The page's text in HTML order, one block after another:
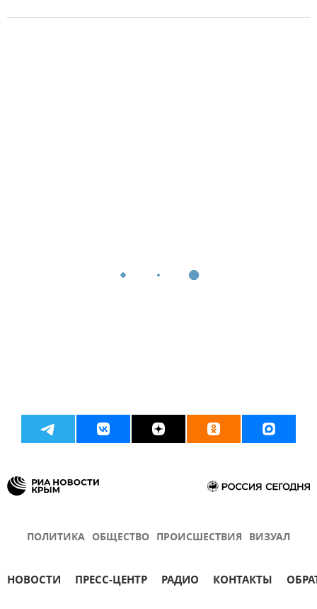
ПОЛИТИКА ОБЩЕСТВО ПРОИСШЕСТВИЯ ВИЗУАЛ
НОВОСТИ ПРЕСС-ЦЕНТР РАДИО КОНТАКТЫ